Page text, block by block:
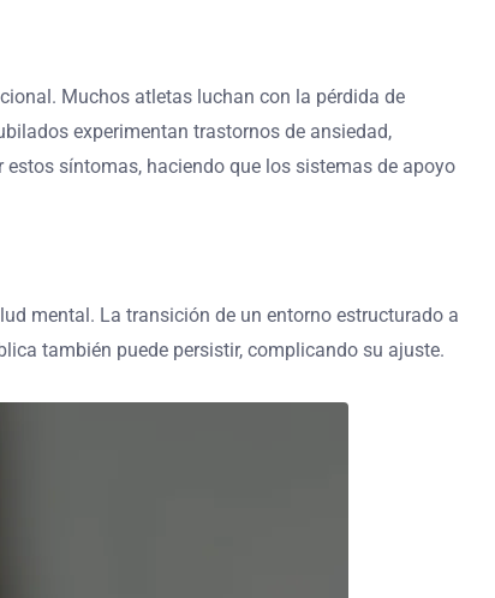
Muchos atletas luchan con la pérdida de
experimentan trastornos de ansiedad,
síntomas, haciendo que los sistemas de apoyo
mental. La transición de un entorno estructurado a
también puede persistir, complicando su ajuste.